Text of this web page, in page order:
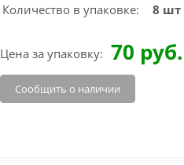
Количество в упаковке:
8 шт
Цена за упаковку: 70 руб.
Сообщить о наличии